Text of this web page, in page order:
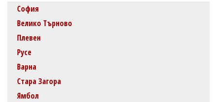
София
Велико Търново
Плевен
Русе
Варна
Стара Загора
Ямбол